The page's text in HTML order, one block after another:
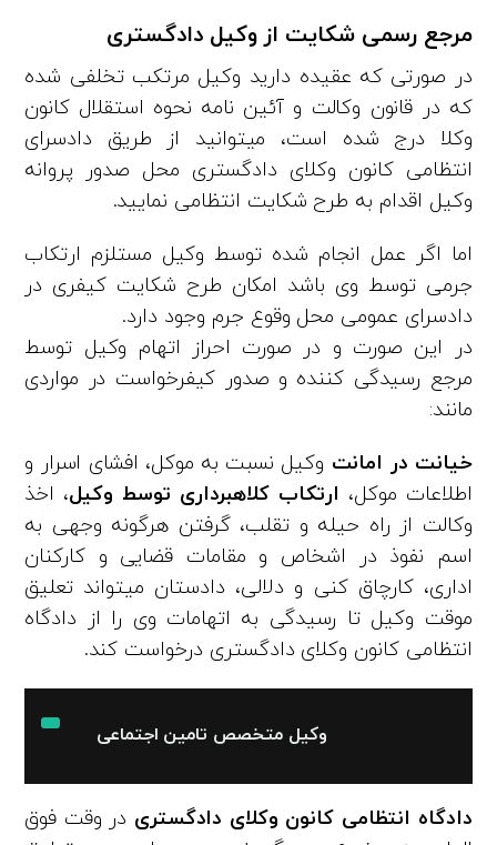
مرجع رسمی شکایت از وکیل دادگستری
در صورتی که عقیده دارید وکیل مرتکب تخلفی شده
که در قانون وکالت و آئین نامه نحوه استقلال کانون
وکلا درج شده است، میتوانید از طریق دادسرای
انتظامی کانون وکلای دادگستری محل صدور پروانه
وکیل اقدام به طرح شکایت انتظامی نمایید.
اما اگر عمل انجام شده توسط وکیل مستلزم ارتکاب
جرمی توسط وی باشد امکان طرح شکایت کیفری در
دادسرای عمومی محل وقوع جرم وجود دارد.
در این صورت و در صورت احراز اتهام وکیل توسط
مرجع رسیدگی کننده و صدور کیفرخواست در مواردی
مانند:
خیانت در امانت وکیل نسبت به موکل، افشای اسرار و
اطلاعات موکل، ارتکاب کلاهبرداری توسط وکیل، اخذ
وکالت از راه حیله و تقلب، گرفتن هرگونه وجهی به
اسم نفوذ در اشخاص و مقامات قضایی و کارکنان
اداری، کارچاق کنی و دلالی، دادستان میتواند تعلیق
موقت وکیل تا رسیدگی به اتهامات وی را از دادگاه
انتظامی کانون وکلای دادگستری درخواست کند.
وکیل متخصص تامین اجتماعی
دادگاه انتظامی کانون وکلای دادگستری در وقت فوق‌